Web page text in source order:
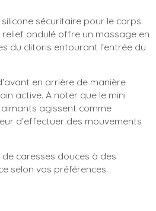
sécuritaire pour le corps.
ondulé offre un massage en
du clitoris entourant l'entrée du
en arrière de manière
active. À noter que le mini
agissent comme
d'effectuer des mouvements
caresses douces à des
selon vos préférences.